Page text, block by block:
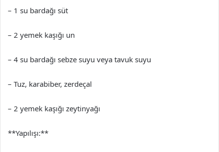
– 1 su bardağı süt
– 2 yemek kaşığı un
– 4 su bardağı sebze suyu veya tavuk suyu
– Tuz, karabiber, zerdeçal
– 2 yemek kaşığı zeytinyağı
**Yapılışı:**